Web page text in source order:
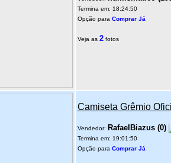
Termina em: 18:24:50
Opção para Comprar Já
Veja as 2fotos
Camiseta Grêmio
Vendedor: RafaelBiazus(0)
Termina em: 19:01:50
Opção para Comprar Já